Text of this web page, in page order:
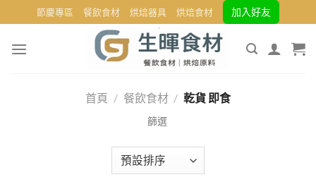
to
content
節慶專區 餐飲食材 烘焙器具 烘焙食材 加入好友
首頁 / 餐飲食材 / 乾貨 即食